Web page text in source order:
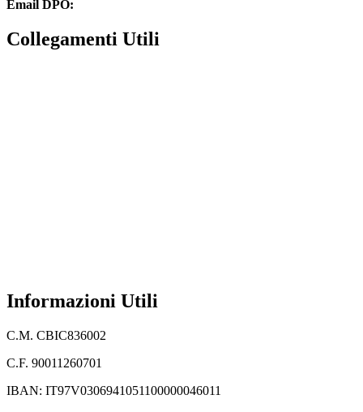
Email DPO:
Collegamenti Utili
Informazioni Utili
C.M. CBIC836002
C.F. 90011260701
IBAN: IT97V0306941051100000046011